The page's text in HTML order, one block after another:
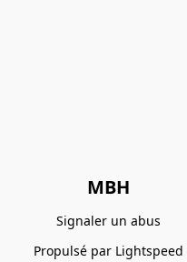
MBH
Signaler un abus
Propulsé par Lightspeed